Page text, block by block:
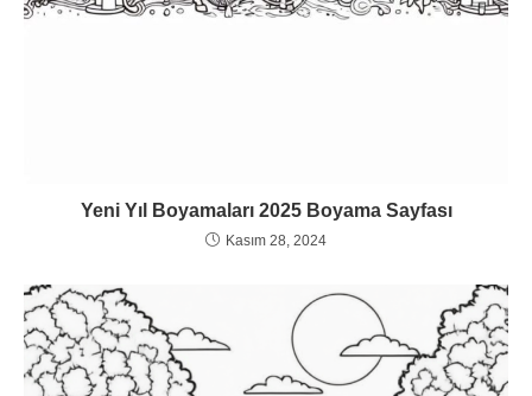
Yeni Yıl Boyamaları 2025 Boyama Sayfası
Kasım 28, 2024